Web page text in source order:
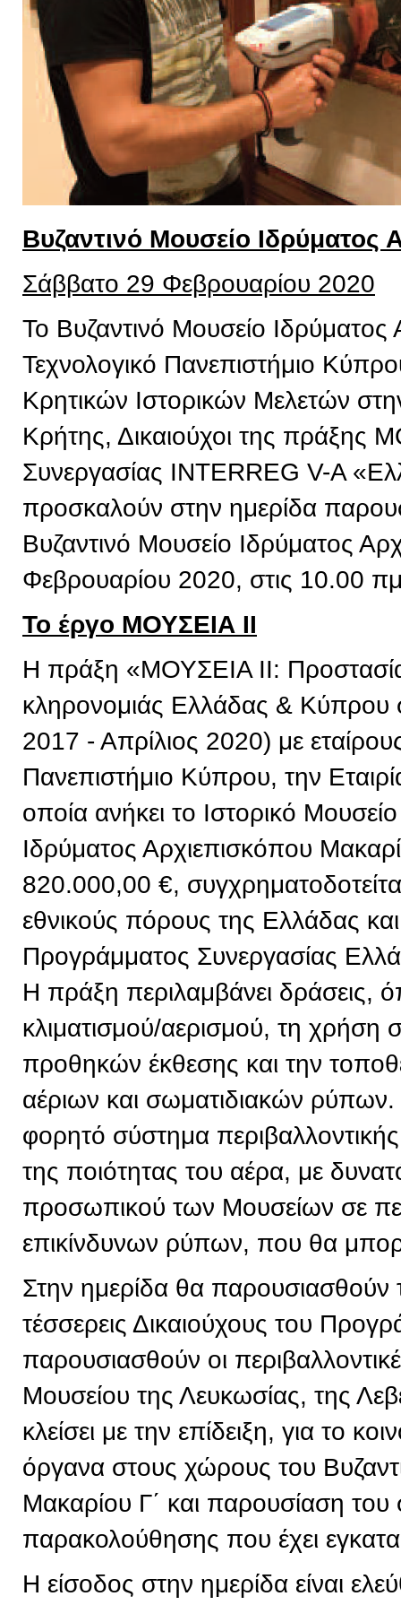
Βυζαντινό Μουσείο Ιδρύματος
Σάββατο 29 Φεβρουαρίου 2020
Το Βυζαντινό Μουσείο
Τεχνολογικό Πανεπιστήμιο
Κρητικών Ιστορικών Μελετών
Κρήτης, Δικαιούχοι της πράξης
Συνεργασίας INTERREG V-A
προσκαλούν στην ημερίδα
Βυζαντινό Μουσείο Ιδρύματος
Φεβρουαρίου 2020, στις 10.00
Το έργο ΜΟΥΣΕΙΑ ΙΙ
Η πράξη «ΜΟΥΣΕΙΑ ΙΙ: Προστασία
κληρονομιάς Ελλάδας & Κύπρου
2017 - Απρίλιος 2020) με
Πανεπιστήμιο Κύπρου, την
οποία ανήκει το Ιστορικό
Ιδρύματος Αρχιεπισκόπου
820.000,00 €,
εθνικούς πόρους της Ελλάδας
Προγράμματος Συνεργασίας
Η πράξη περιλαμβάνει δράσεις,
κλιματισμού/αερισμού, τη χρήση
προθηκών έκθεσης και την
αέριων και σωματιδιακών
φορητό σύστημα
της ποιότητας του αέρα, με
προσωπικού των Μουσείων σε
επικίνδυνων ρύπων, που θα
Στην ημερίδα θα
τέσσερεις Δικαιούχους του
παρουσιασθούν οι
Μουσείου της Λευκωσίας, της
κλείσει με την επίδειξη, για το
όργανα στους χώρους του
Μακαρίου Γ΄ και παρουσίαση του
παρακολούθησης που έχει
Η είσοδος στην ημερίδα είναι